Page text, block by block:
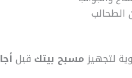
الطحالب
لتجهيز مسبح بيتك قبل